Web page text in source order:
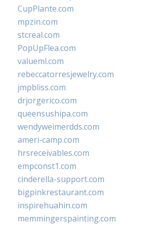
CupPlante.com
mpzin.com
stcreal.com
PopUpFlea.com
valueml.com
rebeccatorresjewelry.com
jmpbliss.com
drjorgerico.com
queensushipa.com
wendyweimerdds.com
ameri-camp.com
hrsreceivables.com
empconst1.com
cinderella-support.com
bigpinkrestaurant.com
inspirehuahin.com
memmingerspainting.com